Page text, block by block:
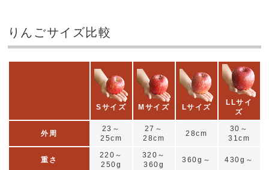
りんごサイズ比較
Sサイズ Mサイズ Lサイズ
LLサイ
ズ
外周
23～
25cm
27～
28cm
28cm
30～
31cm
重さ
220～
250g
320～
360g
360g～ 430g～